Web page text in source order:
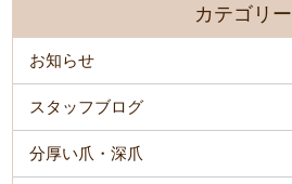
カテゴリー
お知らせ
スタッフブログ
分厚い爪・深爪